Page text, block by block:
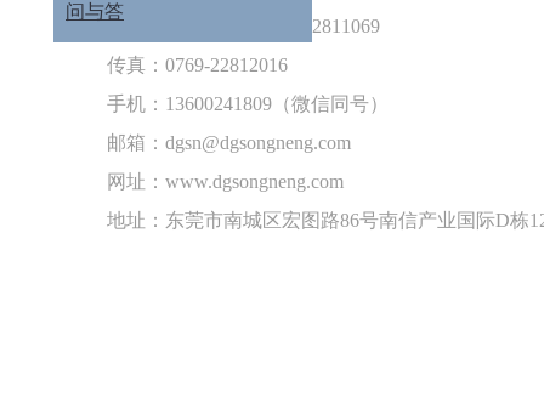
问与答
电话：0769-22816696 / 22811069
传真：0769-22812016
手机：13600241809（微信同号）
邮箱：dgsn@dgsongneng.com
网址：www.dgsongneng.com
地址：东莞市南城区宏图路86号南信产业国际D栋